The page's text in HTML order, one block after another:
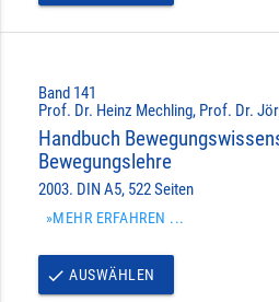
Band 141
Prof. Dr. Heinz Mechling, Prof. Dr.
Handbuch
Bewegungslehre
2003. DIN A5, 522 Seiten
»MEHR ERFAHREN ...
done AUSWÄHLEN